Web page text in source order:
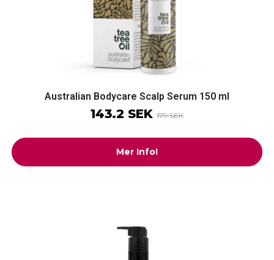
Australian Bodycare Scalp Serum 150 ml
143.2 SEK 179 SEK
Mer Info!